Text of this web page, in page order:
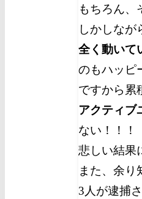
もちろん、
しかしなが
全く動いて
のもハッピ
ですから累
アクティブ
ない！！！
悲しい結果
また、余り
3人が逮捕